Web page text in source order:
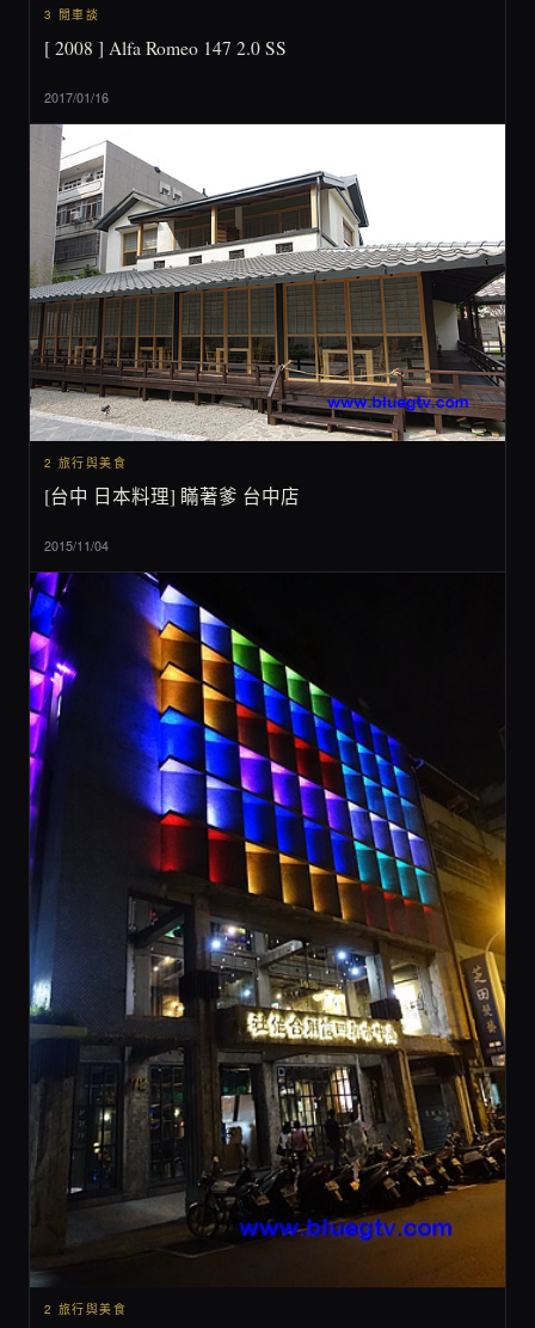
3 閒車談
[ 2008 ] Alfa Romeo 147 2.0 SS
2017/01/16
2 旅行與美食
[台中 日本料理] 瞞著爹 台中店
2015/11/04
2 旅行與美食